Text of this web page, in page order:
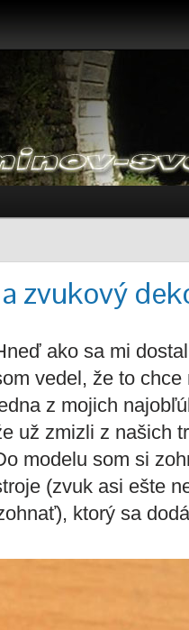
zvukový
ako sa mi
vedel, že to
z mojich
už zmizli z našich
modelu som si
(zvuk asi ešte
ktorý sa